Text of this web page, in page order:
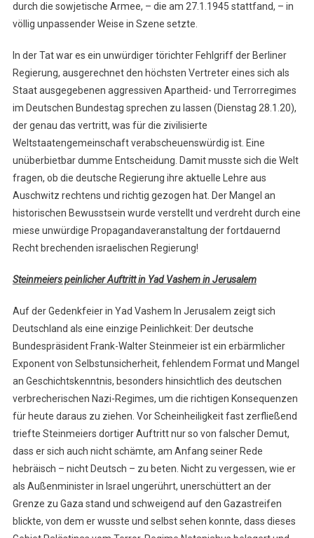
durch die sowjetische Armee, – die am 27.1.1945 stattfand, – in
völlig unpassender Weise in Szene setzte.
In der Tat war es ein unwürdiger törichter Fehlgriff der Berliner
Regierung, ausgerechnet den höchsten Vertreter eines sich als
Staat ausgegebenen aggressiven Apartheid- und Terrorregimes
im Deutschen Bundestag sprechen zu lassen (Dienstag 28.1.20),
der genau das vertritt, was für die zivilisierte
Weltstaatengemeinschaft verabscheuenswürdig ist. Eine
unüberbietbar dumme Entscheidung. Damit musste sich die Welt
fragen, ob die deutsche Regierung ihre aktuelle Lehre aus
Auschwitz rechtens und richtig gezogen hat. Der Mangel an
historischen Bewusstsein wurde verstellt und verdreht durch eine
miese unwürdige Propagandaveranstaltung der fortdauernd
Recht brechenden israelischen Regierung!
Steinmeiers peinlicher Auftritt in Yad Vashem in Jerusalem
Auf der Gedenkfeier in Yad Vashem In Jerusalem zeigt sich
Deutschland als eine einzige Peinlichkeit: Der deutsche
Bundespräsident Frank-Walter Steinmeier ist ein erbärmlicher
Exponent von Selbstunsicherheit, fehlendem Format und Mangel
an Geschichtskenntnis, besonders hinsichtlich des deutschen
verbrecherischen Nazi-Regimes, um die richtigen Konsequenzen
für heute daraus zu ziehen. Vor Scheinheiligkeit fast zerfließend
triefte Steinmeiers dortiger Auftritt nur so von falscher Demut,
dass er sich auch nicht schämte, am Anfang seiner Rede
hebräisch – nicht Deutsch – zu beten. Nicht zu vergessen, wie er
als Außenminister in Israel ungerührt, unerschüttert an der
Grenze zu Gaza stand und schweigend auf den Gazastreifen
blickte, von dem er wusste und selbst sehen konnte, dass dieses